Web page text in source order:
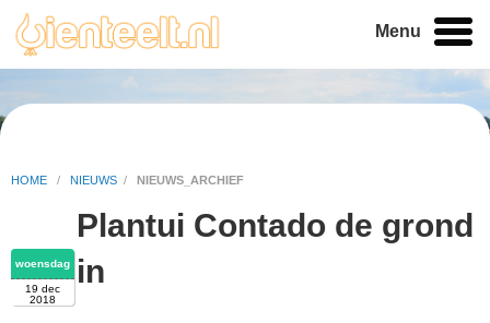
Menu
HOME / NIEUWS / NIEUWS_ARCHIEF
Plantui Contado de grond
in
woensdag
19 dec
2018